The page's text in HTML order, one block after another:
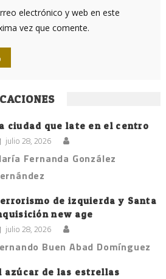
electrónico y web en este
vez que comente.
ciudad que late en el centro
julio 28, 2026
Fernanda González
de izquierda y Santa
new age
julio 28, 2026
Buen Abad Domínguez
azúcar de las estrellas